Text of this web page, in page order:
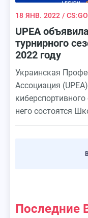
18 ЯНВ. 2022 / CS:GO
UPEA
турнирного
2022 году
Украинская
Ассоциация
него состоятся
Последние